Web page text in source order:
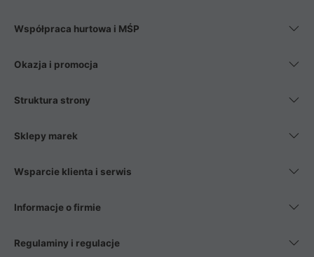
Współpraca hurtowa i MŚP
Okazja i promocja
Struktura strony
Sklepy marek
Wsparcie klienta i serwis
Informacje o firmie
Regulaminy i regulacje